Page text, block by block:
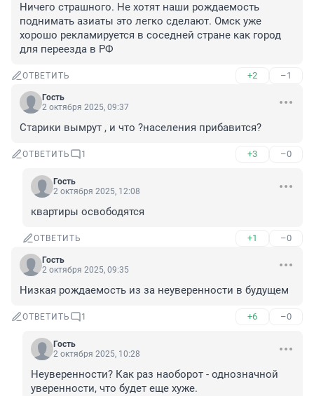
Ничего страшного. Не хотят наши рождаемость
поднимать азиаты это легко сделают. Омск уже
хорошо рекламируется в соседней стране как город
для переезда в РФ
ОТВЕТИТЬ +2 –1
Гость
2 октября 2025, 09:37
Старики вымрут , и что ?населения прибавится?
ОТВЕТИТЬ 1 +3 –0
Гость
2 октября 2025, 12:08
квартиры освободятся
ОТВЕТИТЬ +1 –0
Гость
2 октября 2025, 09:35
Низкая рождаемость из за неуверенности в будущем
ОТВЕТИТЬ 1 +6 –0
Гость
2 октября 2025, 10:28
Неуверенности? Как раз наоборот - однозначной
уверенности, что будет еще хуже.